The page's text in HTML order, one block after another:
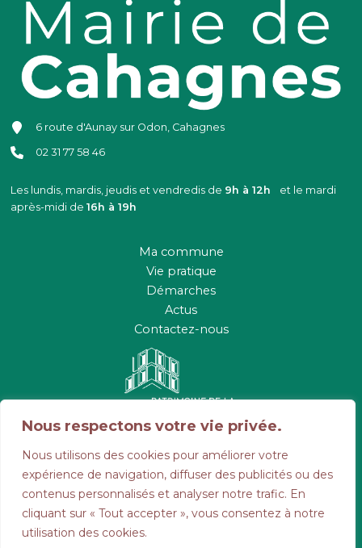
Nous respectons votre vie privée.
Nous utilisons des cookies pour améliorer votre
expérience de navigation, diffuser des publicités ou des
contenus personnalisés et analyser notre trafic. En
cliquant sur « Tout accepter », vous consentez à notre
utilisation des cookies.
6 route d'Aunay sur Odon, Cahagnes
02 31 77 58 46
Les lundis, mardis, jeudis et vendredis de 9h à 12h et le mardi
après-midi de16h à 19h
Ma commune
Vie pratique
Démarches
Actus
Contactez-nous
Suivez-nous :
CONTACTEZ-NOUS